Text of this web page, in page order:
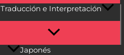
Traducción e Interpretación
Japonés